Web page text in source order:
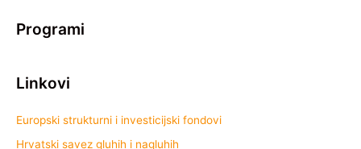
Programi
Linkovi
Europski strukturni i investicijski fondovi
Hrvatski savez gluhih i nagluhih